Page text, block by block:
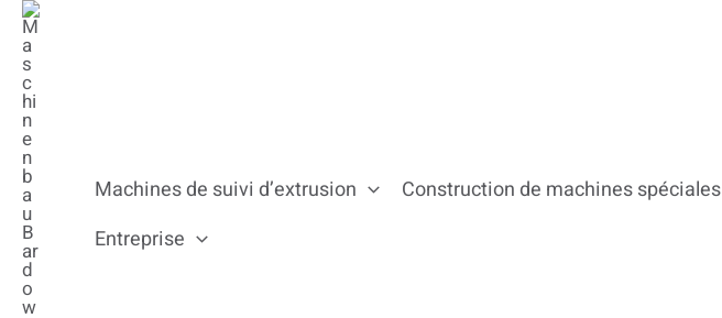
Passer
contenu
Machines de suivi d’extrusion Construction de machines spéciales
Entreprise